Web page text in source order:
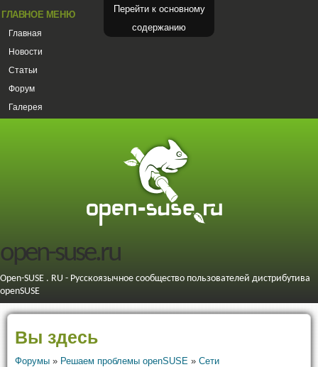
Перейти к основному
содержанию
ГЛАВНОЕ МЕНЮ
Главная
Новости
Статьи
Форум
Галерея
open-suse.ru
Open-SUSE . RU - Русскоязычное сообщество пользователей дистрибутива
openSUSE
Вы здесь
Форумы » Решаем проблемы openSUSE » Сети